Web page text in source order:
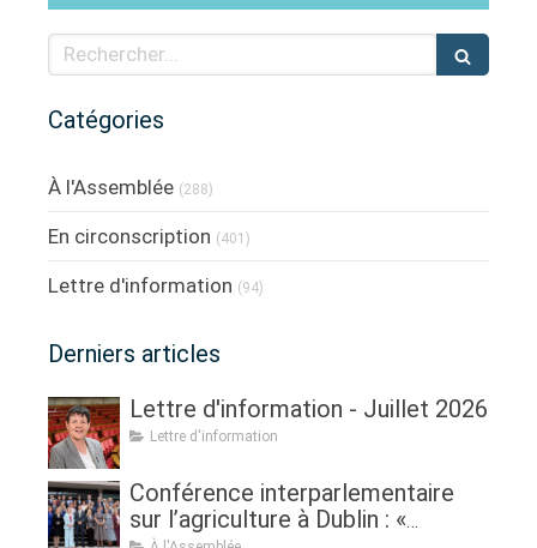
Rechercher
Catégories
À l'Assemblée (288)
En circonscription (401)
Lettre d'information (94)
Derniers articles
Lettre d'information - Juillet 2026
Lettre d'information
Conférence interparlementaire
sur l’agriculture à Dublin : «